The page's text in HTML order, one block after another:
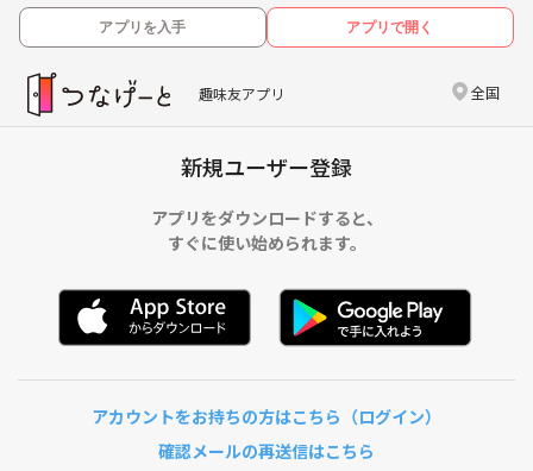
アプリを入手 アプリで開く
趣味友アプリ 全国
新規ユーザー登録
アプリをダウンロードすると、
すぐに使い始められます。
アカウントをお持ちの方はこちら（ログイン）
確認メールの再送信はこちら